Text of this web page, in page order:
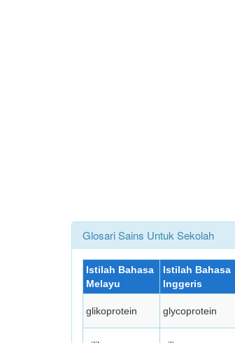
Glosari Sains Untuk Sekolah
Istilah Bahasa
Melayu
Istilah Bahasa
Inggeris
glikoprotein glycoprotein